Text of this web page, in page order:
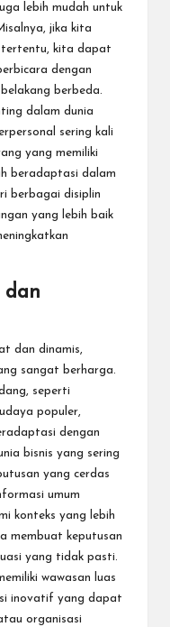
lebih mudah untuk
jika kita
tertentu, kita dapat
dengan
berbeda.
dalam dunia
sering kali
yang memiliki
beradaptasi dalam
berbagai disiplin
yang lebih baik
dan
dan dinamis,
sangat berharga.
seperti
populer,
dengan
bisnis yang sering
yang cerdas
umum
konteks yang lebih
membuat keputusan
yang tidak pasti.
wawasan luas
inovatif yang dapat
organisasi